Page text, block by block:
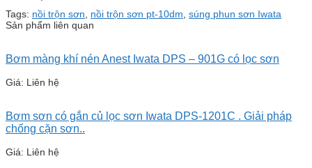
Tags: nồi trộn sơn nồi trộn sơn pt-10dm súng phun sơn Iwata
Sản phẩm liên quan
Bơm màng khí nén Anest Iwata DPS – 901G có lọc sơn
Giá: Liên hệ
Bơm sơn có gắn củ lọc sơn Iwata DPS-1201C . Giải pháp
chống cặn sơn..
Giá: Liên hệ